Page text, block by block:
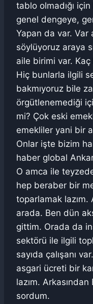
tablo olmadığı
genel dengeye,
Yapan da var. Var
söylüyoruz araya
aile birimi var.
Hiç bunlarla ilgili
bakmıyoruz bile
örgütlenemediği
mi? Çok eski
emekliler yani bir
Onlar işte bizim
haber global
O amca ile
hep beraber bir
toparlamak lazım.
arada. Ben dün
gittim. Orada da
sektörü ile ilgili
sayıda çalışanı
asgari ücreti bir
lazım.
sordum.